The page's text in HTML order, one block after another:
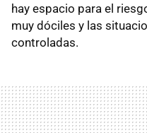
hay espacio para el
muy dóciles y las
controladas.